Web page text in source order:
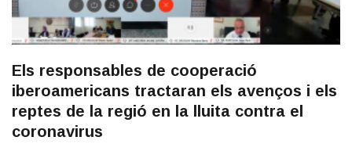
Els responsables de cooperació
iberoamericans tractaran els avenços i els
reptes de la regió en la lluita contra el
coronavirus